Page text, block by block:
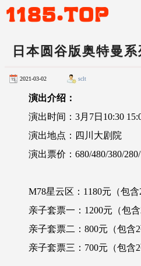
日本圆谷版奥特曼
2021-03-02 sclt
演出介绍：
演出时间：3月7日10:30
演出地点：四川大剧院
演出票价：680/480/380/280/
M78星云区：1180元（包含2
亲子套票一：1200元（包含2
亲子套票二：800元（包含2
亲子套票三：700元（包含2